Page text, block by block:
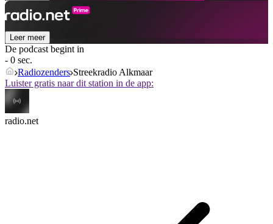
Leer meer
De podcast begint in
- 0 sec.
Radiozenders Streekradio Alkmaar
Luister gratis naar dit station in de app:
radio.net